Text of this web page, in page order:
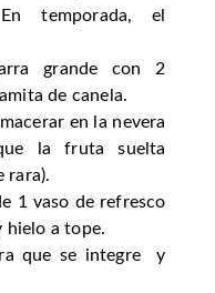
temporada, el
grande con 2
de canela.
en la nevera
la fruta suelta
rara).
1 vaso de refresco
hielo a tope.
que se integre y